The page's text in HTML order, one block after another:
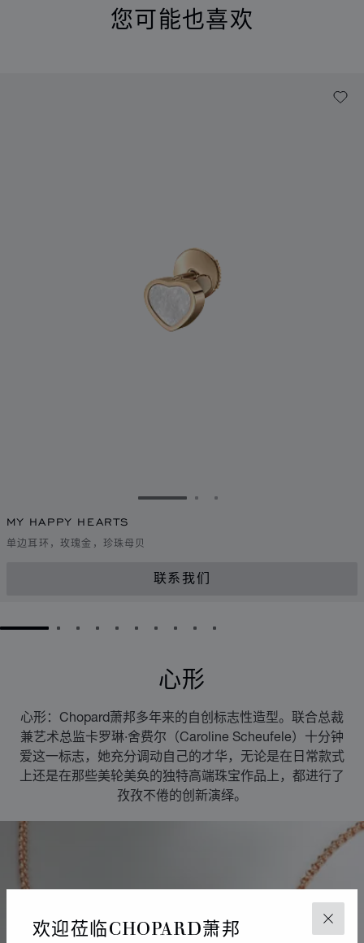
关闭
欢迎莅临CHOPARD萧邦
您可能也喜欢
转到幻灯片 1转到幻灯片 2
转到幻灯片 3
MY HAPPY HEARTS
单边耳环，玫瑰金，珍珠母贝
联系我们
GO TO SLIDE 1GO TO SLIDE 2
GO TO SLIDE 3
GO TO SLIDE 4
GO TO SLIDE 5
GO TO SLIDE 6
GO TO SLIDE 7
GO TO SLIDE 8
GO TO SLIDE 9
GO TO SLIDE 10
心形
心形：Chopard萧邦多年来的自创标志性造型。联合总裁
兼艺术总监卡罗琳·舍费尔（Caroline Scheufele）十分钟
爱这一标志，她充分调动自己的才华，无论是在日常款式
上还是在那些美轮美奂的独特高端珠宝作品上，都进行了
孜孜不倦的创新演绎。